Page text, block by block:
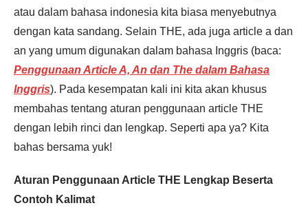
atau dalam bahasa indonesia kita biasa menyebutnya
dengan kata sandang. Selain THE, ada juga article a dan
an yang umum digunakan dalam bahasa Inggris (baca:
Penggunaan Article A, An dan The dalam Bahasa
Inggris). Pada kesempatan kali ini kita akan khusus
membahas tentang aturan penggunaan article THE
dengan lebih rinci dan lengkap. Seperti apa ya? Kita
bahas bersama yuk!
Aturan Penggunaan Article THE Lengkap Beserta
Contoh Kalimat
Pendaftaran
Salman Alfaridzi dari Tangerang
melakukan pendaftaran program